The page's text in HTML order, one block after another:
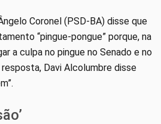
Coronel (PSD-BA) disse que
“pingue-pongue” porque, na
a culpa no pingue no Senado e no
resposta, Davi Alcolumbre disse